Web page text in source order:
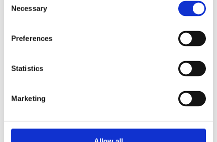
Selection
Necessary
Preferences
Statistics
Marketing
behoudende DNA van de haven van
de havenregio Rotterdam.
op woensdag 14 oktober aan de Universiteit